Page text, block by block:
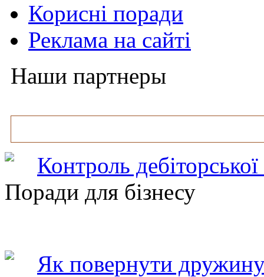
Корисні поради
Реклама на сайті
Наши партнеры
Контроль
Поради для бізнесу
Як повернути